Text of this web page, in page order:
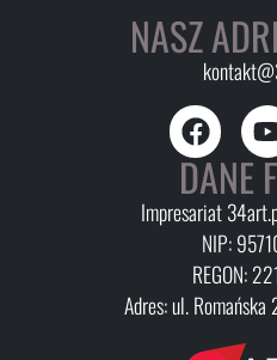
NASZ
DANE
Impresariat
NIP:
REGON:
Adres: ul.